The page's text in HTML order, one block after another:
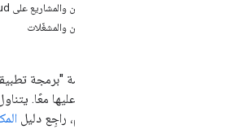
التعاون والمشاريع على Google Cloud
التعاون والمشغّلات
والحفاظ عليها معًا.
مشاريعهم، راجِع دليل